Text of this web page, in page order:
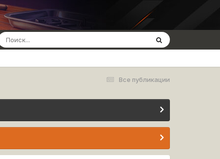
Все публикации